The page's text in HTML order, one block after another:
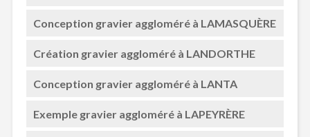
Conception gravier aggloméré à LAMASQUÈRE
Création gravier aggloméré à LANDORTHE
Conception gravier aggloméré à LANTA
Exemple gravier aggloméré à LAPEYRÈRE